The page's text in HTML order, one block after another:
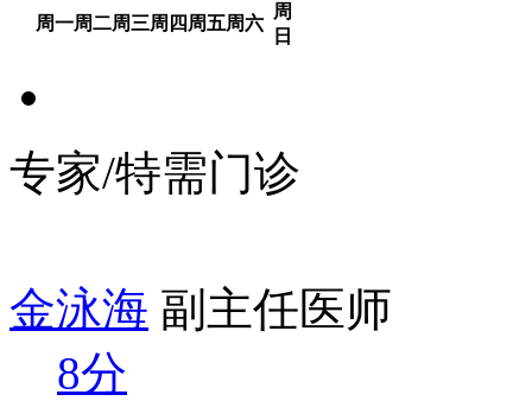
周一周二周三周四 周五周六
周
日
专家/特需门诊
金泳海 副主任医师
8分